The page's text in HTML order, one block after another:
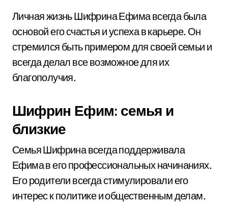
Личная жизнь Шифрина Ефима всегда была
основой его счастья и успеха в карьере. Он
стремился быть примером для своей семьи и
всегда делал все возможное для их
благополучия.
Шифрин Ефим: семья и
близкие
Семья Шифрина всегда поддерживала
Ефима в его профессиональных начинаниях.
Его родители всегда стимулировали его
интерес к политике и общественным делам.